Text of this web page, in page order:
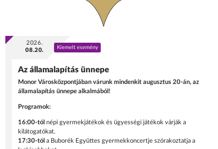
2026.
08.20.
Kiemelt esemény
Az államalapítás ünnepe
Monor Városközpontjában várunk mindenkit augusztus 20-án, az
államalapítás ünnepe alkalmából!
Programok:
16:00-tól népi gyermekjátékok és ügyességi játékok várják a
kilátogatókat.
17:30-tól a Buborék Együttes gyermekkoncertje szórakoztatja a